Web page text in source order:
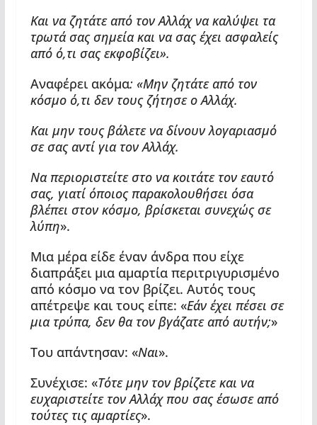
Και να ζητάτε από τον Αλλάχ να καλύψει τα
τρωτά σας σημεία και να σας έχει ασφαλείς
από ό,τι σας εκφοβίζει».
Αναφέρει ακόμα: «Μην ζητάτε από τον
κόσμο ό,τι δεν τους ζήτησε ο Αλλάχ.
Και μην τους βάλετε να δίνουν λογαριασμό
σε σας αντί για τον Αλλάχ.
Να περιοριστείτε στο να κοιτάτε τον εαυτό
σας, γιατί όποιος παρακολουθήσει όσα
βλέπει στον κόσμο, βρίσκεται συνεχώς σε
λύπη».
Μια μέρα είδε έναν άνδρα που είχε
διαπράξει μια αμαρτία περιτριγυρισμένο
από κόσμο να τον βρίζει. Αυτός τους
απέτρεψε και τους είπε: «Εάν έχει πέσει σε
μια τρύπα, δεν θα τον βγάζατε από αυτήν;»
Του απάντησαν: «Ναι».
Συνέχισε: «Τότε μην τον βρίζετε και να
ευχαριστείτε τον Αλλάχ που σας έσωσε από
τούτες τις αμαρτίες».